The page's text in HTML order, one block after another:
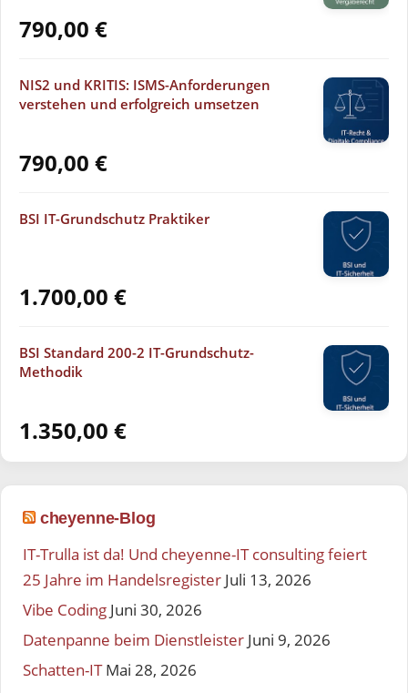
790,00 €
NIS2 und KRITIS: ISMS-Anforderungen
verstehen und erfolgreich umsetzen
790,00 €
BSI IT-Grundschutz Praktiker
1.700,00 €
BSI Standard 200-2 IT-Grundschutz-
Methodik
1.350,00 €
cheyenne-Blog
IT-Trulla ist da! Und cheyenne-IT consulting feiert
25 Jahre im Handelsregister Juli 13, 2026
Vibe Coding Juni 30, 2026
Datenpanne beim Dienstleister Juni 9, 2026
Schatten-IT Mai 28, 2026